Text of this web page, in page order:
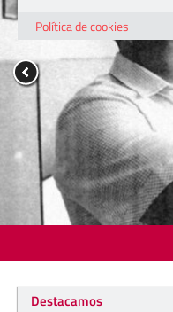
Destacamos
Política de cookies